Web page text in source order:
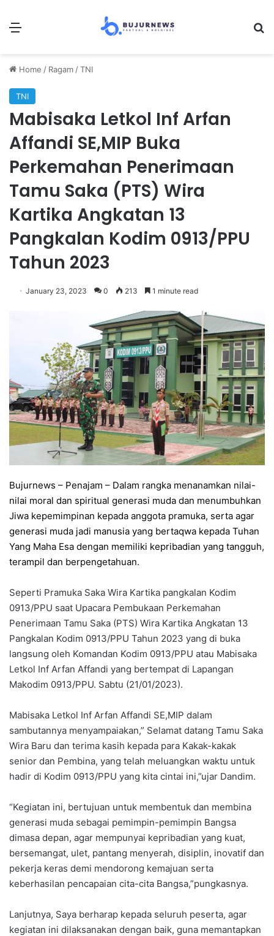
Home / Ragam /TNI
TNI
Mabisaka Letkol Inf Arfan
Affandi SE,MIP Buka
Perkemahan Penerimaan
Tamu Saka (PTS) Wira
Kartika Angkatan 13
Pangkalan Kodim 0913/PPU
Tahun 2023
January 23, 2023 0 213 1 minute read
Bujurnews – Penajam – Dalam rangka menanamkan nilai-
nilai moral dan spiritual generasi muda dan menumbuhkan
Jiwa kepemimpinan kepada anggota pramuka, serta agar
generasi muda jadi manusia yang bertaqwa kepada Tuhan
Yang Maha Esa dengan memiliki kepribadian yang tangguh,
terampil dan berpengetahuan.
Seperti Pramuka Saka Wira Kartika pangkalan Kodim
0913/PPU saat Upacara Pembukaan Perkemahan
Penerimaan Tamu Saka (PTS) Wira Kartika Angkatan 13
Pangkalan Kodim 0913/PPU Tahun 2023 yang di buka
langsung oleh Komandan Kodim 0913/PPU atau Mabisaka
Letkol Inf Arfan Affandi yang bertempat di Lapangan
Makodim 0913/PPU. Sabtu (21/01/2023).
Mabisaka Letkol Inf Arfan Affandi SE,MIP dalam
sambutannya menyampaiakan,” Selamat datang Tamu Saka
Wira Baru dan terima kasih kepada para Kakak-kakak
senior dan Pembina, yang telah meluangkan waktu untuk
hadir di Kodim 0913/PPU yang kita cintai ini,”ujar Dandim.
“Kegiatan ini, bertujuan untuk membentuk dan membina
generasi muda sebagai pemimpin-pemimpin Bangsa
dimasa depan, agar mempunyai kepribadian yang kuat,
bersemangat, ulet, pantang menyerah, disiplin, inovatif dan
pekerja keras demi mendorong kemajuan serta
keberhasilan pencapaian cita-cita Bangsa,”pungkasnya.
Lanjutnya, Saya berharap kepada seluruh peserta, agar
kegiatan ini dilaksanakan dengan baik, guna memantapkan